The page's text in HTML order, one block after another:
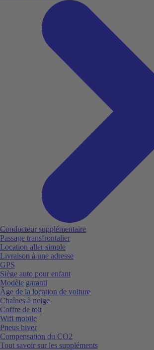
Conducteur supplémentaire
Passage transfrontalier
Location aller simple
Livraison à une adresse
GPS
Siège auto pour enfant
Modèle garanti
Âge de la location de voiture
Chaînes à neige
Coffre de toit
Wifi mobile
Pneus hiver
Compensation du CO2
Tout savoir sur les suppléments